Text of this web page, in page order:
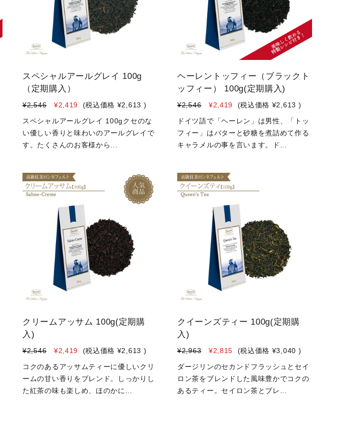
スペシャルアールグレイ 100g
（定期購入）
¥2,546 ¥2,419 (税込価格 ¥2,613 )
スペシャルアールグレイ 100gクセのな
い優しい香りと味わいのアールグレイで
す。たくさんのお客様から...
ヘーレントッフィー（ブラックト
ッフィー） 100g(定期購入)
¥2,546 ¥2,419 (税込価格 ¥2,613 )
ドイツ語で「ヘーレン」は男性、「トッ
フィー」はバターと砂糖を煮詰めて作る
キャラメルの事を言います。ド...
クリームアッサム 100g(定期購
入)
¥2,546 ¥2,419 (税込価格 ¥2,613 )
コクのあるアッサムティーに優しいクリ
ームの甘い香りをブレンド。しっかりし
た紅茶の味も楽しめ、ほのかに...
クイーンズティー 100g(定期購
入)
¥2,963 ¥2,815 (税込価格 ¥3,040 )
ダージリンのセカンドフラッシュとセイ
ロン茶をブレンドした風味豊かでコクの
あるティー。セイロン茶とブレ...